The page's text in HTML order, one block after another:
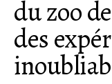
du zoo
des